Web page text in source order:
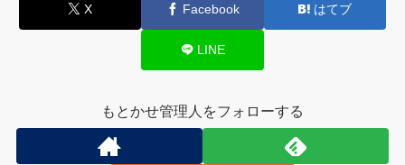
X Facebook はてブ
LINE
もとかせ管理人をフォローする